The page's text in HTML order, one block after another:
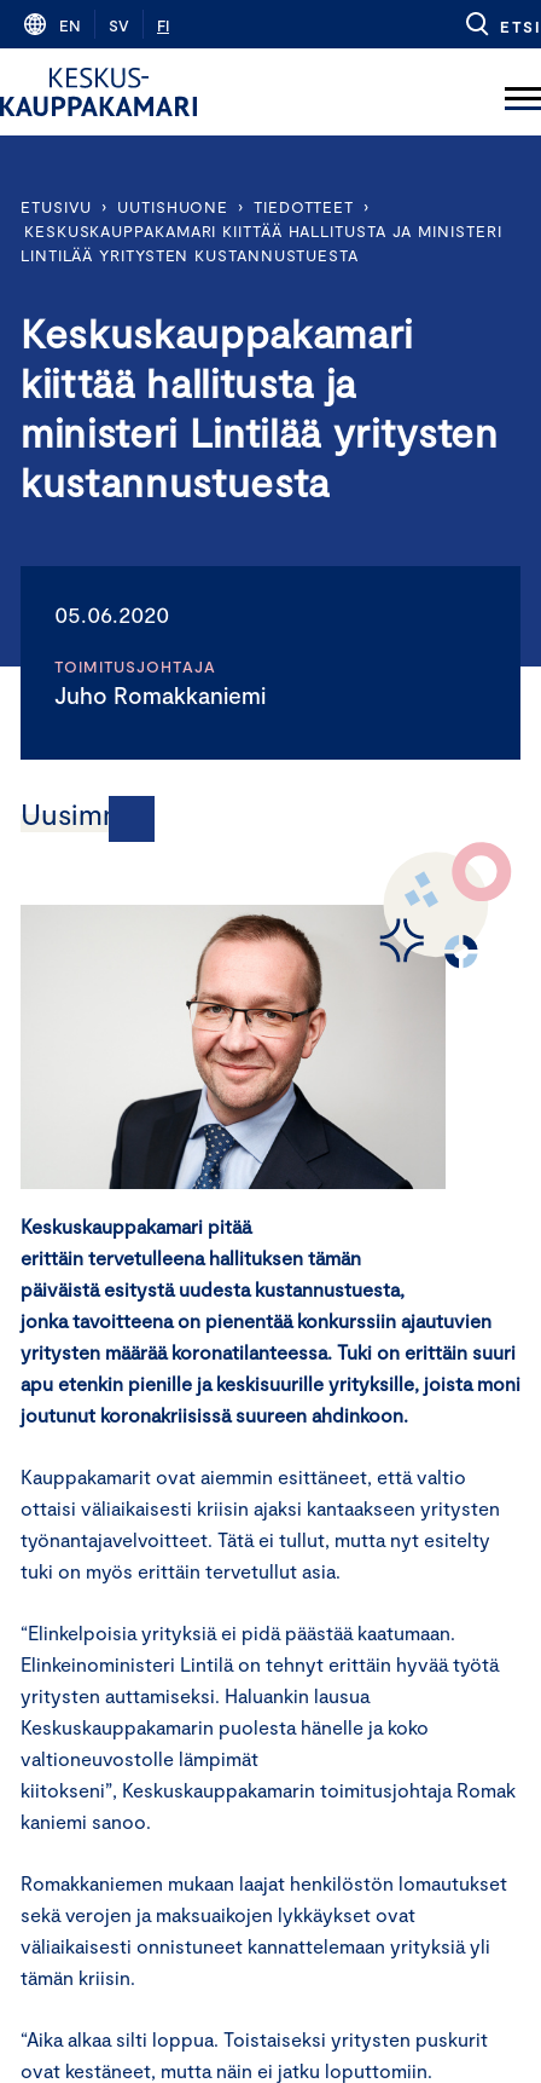
Skip
content
EN SV FI ETSI
ETUSIVU › UUTISHUONE › TIEDOTTEET
›
KESKUSKAUPPAKAMARI KIITTÄÄ HALLITUSTA JA MINISTERI
LINTILÄÄ YRITYSTEN KUSTANNUSTUESTA
Keskuskauppakamari
kiittää hallitusta ja
ministeri Lintilää yritysten
kustannustuesta
05.06.2020
TOIMITUSJOHTAJA
Juho Romakkaniemi
Uusimmat
Keskuskauppakamari pitää
erittäin tervetulleena hallituksen tämän
päiväistä esitystä uudesta kustannustuesta,
jonka tavoitteena on pienentää konkurssiin ajautuvien
yritysten määrää koronatilanteessa. Tuki on erittäin suuri
apu etenkin pienille ja keskisuurille yrityksille, joista moni
joutunut koronakriisissä suureen ahdinkoon.
Kauppakamarit ovat aiemmin esittäneet, että valtio
ottaisi väliaikaisesti kriisin ajaksi kantaakseen yritysten
työnantajavelvoitteet. Tätä ei tullut, mutta nyt esitelty
tuki on myös erittäin tervetullut asia.
“Elinkelpoisia yrityksiä ei pidä päästää kaatumaan.
Elinkeinoministeri Lintilä on tehnyt erittäin hyvää työtä
yritysten auttamiseksi. Haluankin lausua
Keskuskauppakamarin puolesta hänelle ja koko
valtioneuvostolle lämpimät
kiitokseni”, Keskuskauppakamarin toimitusjohtaja Romak
kaniemi sanoo.
Romakkaniemen mukaan laajat henkilöstön lomautukset
sekä verojen ja maksuaikojen lykkäykset ovat
väliaikaisesti onnistuneet kannattelemaan yrityksiä yli
tämän kriisin.
“Aika alkaa silti loppua. Toistaiseksi yritysten puskurit
ovat kestäneet, mutta näin ei jatku loputtomiin.